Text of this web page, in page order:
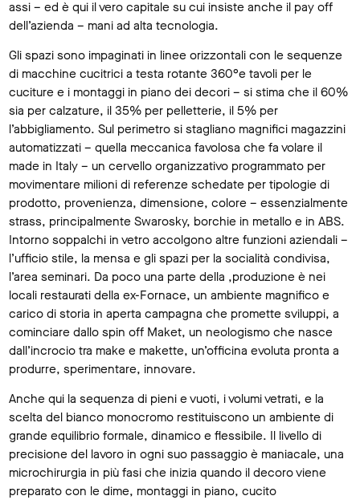
assi – ed è qui il vero capitale su cui insiste anche il pay off
dell’azienda – mani ad alta tecnologia.
Gli spazi sono impaginati in linee orizzontali con le sequenze
di macchine cucitrici a testa rotante 360°e tavoli per le
cuciture e i montaggi in piano dei decori – si stima che il 60%
sia per calzature, il 35% per pelletterie, il 5% per
l’abbigliamento. Sul perimetro si stagliano magnifici magazzini
automatizzati – quella meccanica favolosa che fa volare il
made in Italy – un cervello organizzativo programmato per
movimentare milioni di referenze schedate per tipologie di
prodotto, provenienza, dimensione, colore – essenzialmente
strass, principalmente Swarosky, borchie in metallo e in ABS.
Intorno soppalchi in vetro accolgono altre funzioni aziendali –
l’ufficio stile, la mensa e gli spazi per la socialità condivisa,
l’area seminari. Da poco una parte della ,produzione è nei
locali restaurati della ex-Fornace, un ambiente magnifico e
carico di storia in aperta campagna che promette sviluppi, a
cominciare dallo spin off Maket, un neologismo che nasce
dall’incrocio tra make e makette, un’officina evoluta pronta a
produrre, sperimentare, innovare.
Anche qui la sequenza di pieni e vuoti, i volumi vetrati, e la
scelta del bianco monocromo restituiscono un ambiente di
grande equilibrio formale, dinamico e flessibile. Il livello di
precisione del lavoro in ogni suo passaggio è maniacale, una
microchirurgia in più fasi che inizia quando il decoro viene
preparato con le dime, montaggi in piano, cucito